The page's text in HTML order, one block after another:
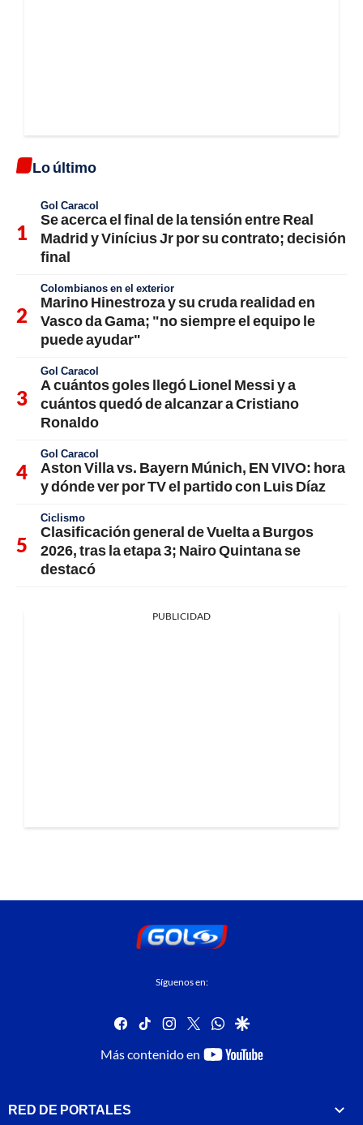
Lo último
Gol Caracol
Se acerca el final de la tensión entre Real
Madrid y Vinícius Jr por su contrato; decisión
final
Colombianos en el exterior
Marino Hinestroza y su cruda realidad en
Vasco da Gama; "no siempre el equipo le
puede ayudar"
Gol Caracol
A cuántos goles llegó Lionel Messi y a
cuántos quedó de alcanzar a Cristiano
Ronaldo
Gol Caracol
Aston Villa vs. Bayern Múnich, EN VIVO: hora
y dónde ver por TV el partido con Luis Díaz
Ciclismo
Clasificación general de Vuelta a Burgos
2026, tras la etapa 3; Nairo Quintana se
destacó
PUBLICIDAD
Síguenos en:
facebook
tiktok instagram
twitterwhatsapp
google
Más contenido en
youtube-
RED DE PORTALES